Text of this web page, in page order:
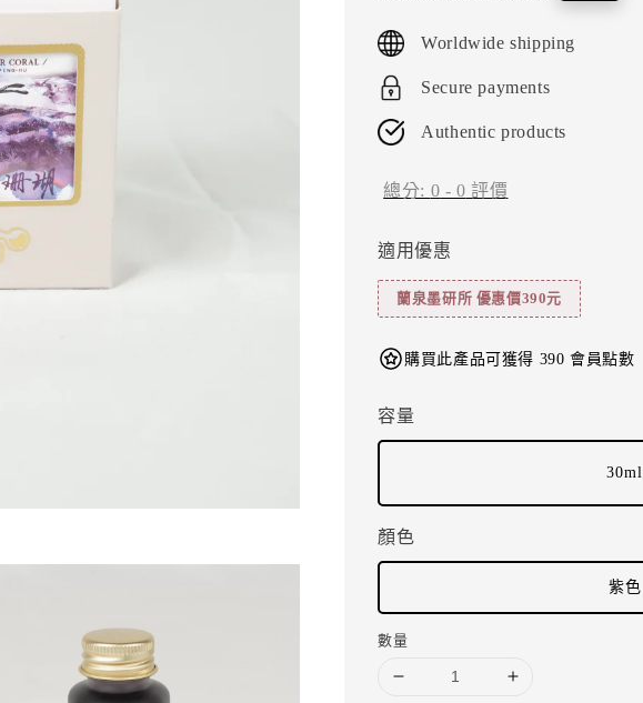
Worldwide shipping
Secure payments
Authentic products
總分: 0 -0 評價
適用優惠
蘭泉墨研所 優惠價390元
購買此產品可獲得 390 會員點數
容量
30ml
顏色
紫色
數量